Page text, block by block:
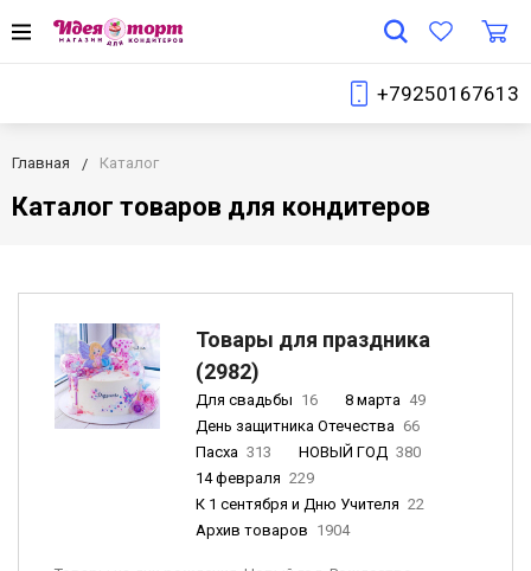
+79250167613
Главная Каталог
Каталог товаров для кондитеров
Товары для праздника
(2982)
Для свадьбы 16 8 марта 49
День защитника Отечества 66
Пасха 313 НОВЫЙ ГОД 380
14 февраля 229
К 1 сентября и Дню Учителя 22
Архив товаров 1904